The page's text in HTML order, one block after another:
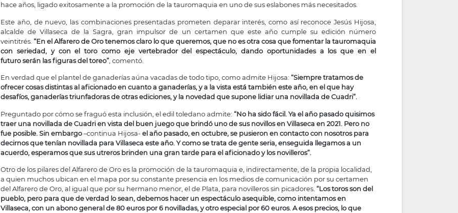
hace años, ligado exitosamente a la promoción de la tauromaquia en uno de sus eslabones más necesitados.
Este año, de nuevo, las combinaciones presentadas prometen deparar interés, como así reconoce Jesús Hijosa,
alcalde de Villaseca de la Sagra, gran impulsor de un certamen que este año cumple su edición número
veintitrés.“En el Alfarero de Oro tenemos claro lo que queremos, que no es otra cosa que fomentar la tauromaquia
con seriedad, y con el toro como eje vertebrador del espectáculo, dando oportunidades a los que en el
futuroserán las figuras del toreo” , comentó.
En verdad que el plantel de ganaderías aúna vacadas de todo tipo, como admite Hijosa:“Siempre tratamos de
ofrecer cosas distintas al aficionado en cuanto a ganaderías, y a la vista está también este año, en el que hay
desafíos, ganaderías triunfadoras de otras ediciones, y la novedad que supone lidiar una novillada de Cuadri”.
Preguntado por cómo se fraguó esta inclusión, el edil toledano admite:“No ha sido fácil. Ya el año pasado quisimos
traer una novillada de Cuadri en vista del buen juego que brindó uno de sus novillos en Villaseca en 2021. Pero no
fue posible. Sin embargo–continua Hijosa-el año pasado, en octubre, se pusieron en contacto con nosotros para
decirnos que tenían novillada para Villaseca este año. Y como se trata de gente seria, enseguida llegamos a un
acuerdo, esperamos que sus utreros brinden una gran tarde para el aficionado y los novilleros”.
Otro de los pilares del Alfarero de Oro es la promoción de la tauromaquia e, indirectamente, de la propia localidad,
a quien muchos ubican en el mapa por su constante presencia en los medios de comunicación por su certamen
del Alfarero de Oro, al igual que por su hermano menor, el de Plata, para novilleros sin picadores.“Los toros son del
pueblo, pero para que de verdad lo sean, debemos hacer un espectáculo asequible, como intentamos en
Villaseca, con un abono general de 80 euros por 6 novilladas, y otro especial por 60 euros. A esos precios, lo que